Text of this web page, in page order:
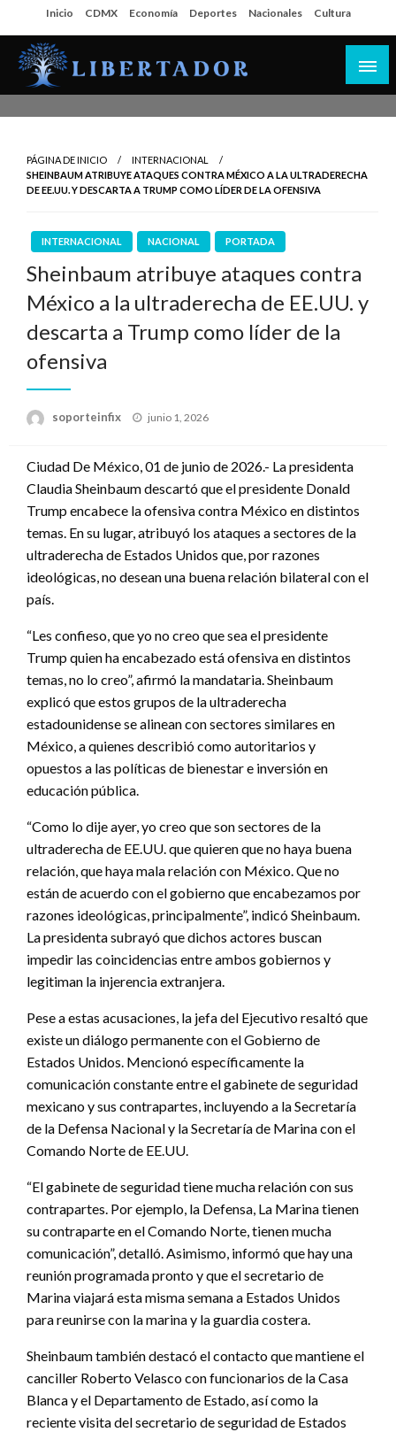
al
contenido
Inicio CDMX Economía Deportes Nacionales Cultura
PÁGINA DE INICIO
INTERNACIONAL
SHEINBAUM ATRIBUYE ATAQUES CONTRA MÉXICO A LA ULTRADERECHA
DE EE.UU. Y DESCARTA A TRUMP COMO LÍDER DE LA OFENSIVA
INTERNACIONAL NACIONAL PORTADA
Sheinbaum atribuye ataques contra
México a la ultraderecha de EE.UU. y
descarta a Trump como líder de la
ofensiva
soporteinfix
Publicado
junio 1, 2026
Ciudad De México, 01 de junio de 2026.- La presidenta
Claudia Sheinbaum descartó que el presidente Donald
Trump encabece la ofensiva contra México en distintos
temas. En su lugar, atribuyó los ataques a sectores de la
ultraderecha de Estados Unidos que, por razones
ideológicas, no desean una buena relación bilateral con el
país.
“Les confieso, que yo no creo que sea el presidente
Trump quien ha encabezado está ofensiva en distintos
temas, no lo creo”, afirmó la mandataria. Sheinbaum
explicó que estos grupos de la ultraderecha
estadounidense se alinean con sectores similares en
México, a quienes describió como autoritarios y
opuestos a las políticas de bienestar e inversión en
educación pública.
“Como lo dije ayer, yo creo que son sectores de la
ultraderecha de EE.UU. que quieren que no haya buena
relación, que haya mala relación con México. Que no
están de acuerdo con el gobierno que encabezamos por
razones ideológicas, principalmente”, indicó Sheinbaum.
La presidenta subrayó que dichos actores buscan
impedir las coincidencias entre ambos gobiernos y
legitiman la injerencia extranjera.
Pese a estas acusaciones, la jefa del Ejecutivo resaltó que
existe un diálogo permanente con el Gobierno de
Estados Unidos. Mencionó específicamente la
comunicación constante entre el gabinete de seguridad
mexicano y sus contrapartes, incluyendo a la Secretaría
de la Defensa Nacional y la Secretaría de Marina con el
Comando Norte de EE.UU.
“El gabinete de seguridad tiene mucha relación con sus
contrapartes. Por ejemplo, la Defensa, La Marina tienen
su contraparte en el Comando Norte, tienen mucha
comunicación”, detalló. Asimismo, informó que hay una
reunión programada pronto y que el secretario de
Marina viajará esta misma semana a Estados Unidos
para reunirse con la marina y la guardia costera.
Sheinbaum también destacó el contacto que mantiene el
canciller Roberto Velasco con funcionarios de la Casa
Blanca y el Departamento de Estado, así como la
reciente visita del secretario de seguridad de Estados